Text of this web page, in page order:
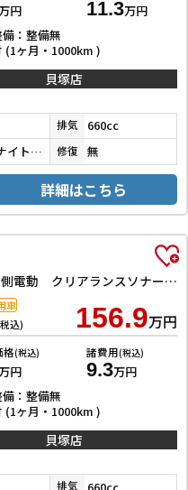
万円 11.3万円
：整備無
(1ヶ月・1000km )
貝塚店
排気 660cc
ミッドナイトブルービームメタリック 修復 無
詳細はこちら
ハイブリッドGS 両側スライド・片側電動 クリアランスソナー オートクルーズコントロール レーンアシスト 衝突被害軽減システム オートライト LEDヘッドランプ スマートキー アイドリングストップ 電動格納ミラー
込) 156.9万円
格(税込)
万円
諸費用(税込)
9.3万円
：整備無
(1ヶ月・1000km )
車
貝塚店
排気 660cc